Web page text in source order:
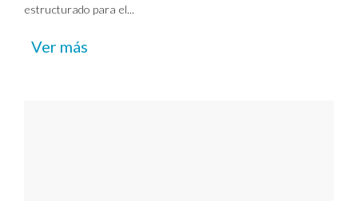
estructurado para el...
Ver más